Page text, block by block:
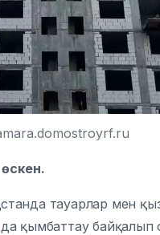
өскен.
тауарлар мен
қымбаттау